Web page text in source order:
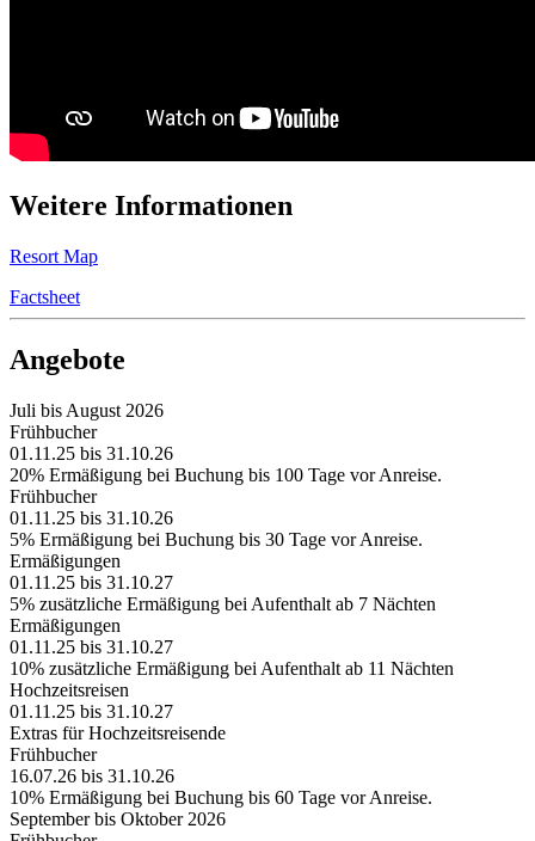
Weitere Informationen
Resort Map
Factsheet
Angebote
Juli bis August 2026
Frühbucher
01.11.25 bis 31.10.26
20% Ermäßigung bei Buchung bis 100 Tage vor Anreise.
Frühbucher
01.11.25 bis 31.10.26
5% Ermäßigung bei Buchung bis 30 Tage vor Anreise.
Ermäßigungen
01.11.25 bis 31.10.27
5% zusätzliche Ermäßigung bei Aufenthalt ab 7 Nächten
Ermäßigungen
01.11.25 bis 31.10.27
10% zusätzliche Ermäßigung bei Aufenthalt ab 11 Nächten
Hochzeitsreisen
01.11.25 bis 31.10.27
Extras für Hochzeitsreisende
Frühbucher
16.07.26 bis 31.10.26
10% Ermäßigung bei Buchung bis 60 Tage vor Anreise.
September bis Oktober 2026